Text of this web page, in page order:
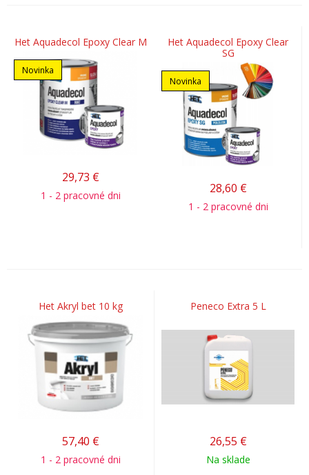
Het Aquadecol Epoxy Clear M
Novinka
29,73 €
1 - 2 pracovné dni
Het Aquadecol Epoxy Clear
SG
Novinka
28,60 €
1 - 2 pracovné dni
Het Akryl bet 10 kg
57,40 €
1 - 2 pracovné dni
Peneco Extra 5 L
26,55 €
Na sklade